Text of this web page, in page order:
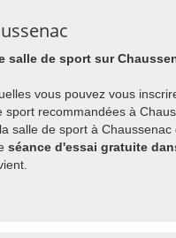
salle de sport sur
vous pouvez vous
recommandées à
de sport à
séance d'essai gratuite